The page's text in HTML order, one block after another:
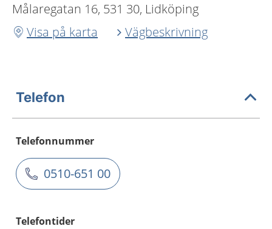
Målaregatan 16, 531 30, Lidköping
Visa på karta
Vägbeskrivning
Telefon
Telefonnummer
0510-651 00
Telefontider